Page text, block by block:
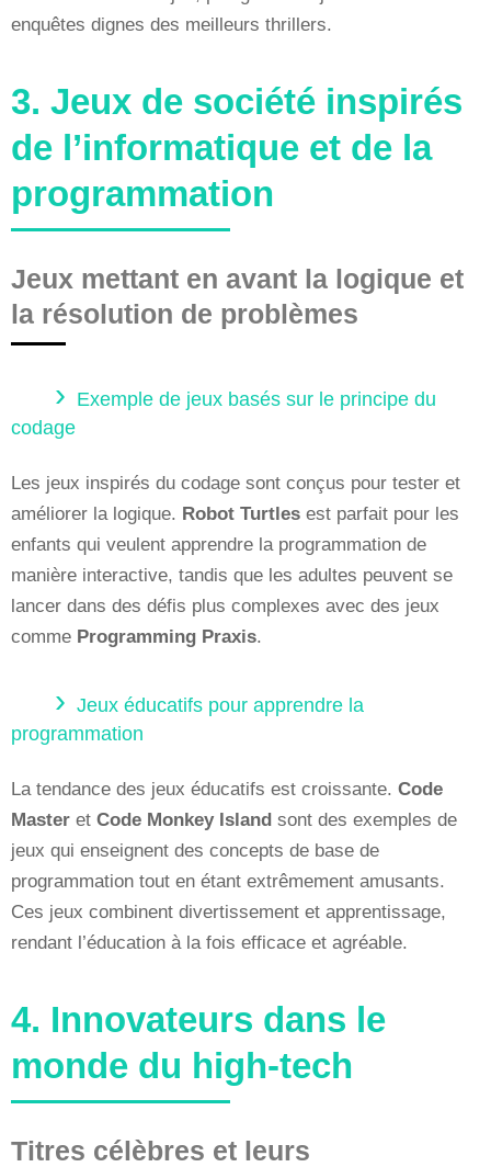
enquêtes dignes des meilleurs thrillers.
3. Jeux de société inspirés
de l’informatique et de la
programmation
Jeux mettant en avant la logique et
la résolution de problèmes
Exemple de jeux basés sur le principe du
codage
Les jeux inspirés du codage sont conçus pour tester et
améliorer la logique. Robot Turtles est parfait pour les
enfants qui veulent apprendre la programmation de
manière interactive, tandis que les adultes peuvent se
lancer dans des défis plus complexes avec des jeux
comme Programming Praxis.
Jeux éducatifs pour apprendre la
programmation
La tendance des jeux éducatifs est croissante. Code
Master et Code Monkey Island sont des exemples de
jeux qui enseignent des concepts de base de
programmation tout en étant extrêmement amusants.
Ces jeux combinent divertissement et apprentissage,
rendant l’éducation à la fois efficace et agréable.
4. Innovateurs dans le
monde du high-tech
Titres célèbres et leurs